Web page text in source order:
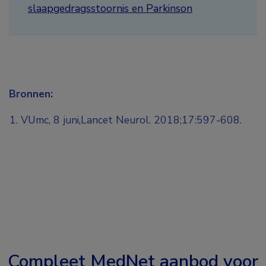
slaapgedragsstoornis en Parkinson
Bronnen:
VUmc, 8 juni,Lancet Neurol. 2018;17:597-608.